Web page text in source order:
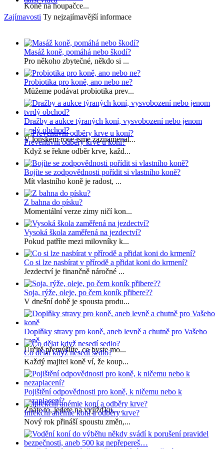
Koně na houpačce...
Zajímavosti Ty nejzajímavější informace
Masáž koně, pomáhá nebo škodí?
Pro někoho zbytečné, někdo si ...
Probiotika pro koně, ano nebo ne?
Můžeme podávat probiotika prev...
Dražby a aukce týraných koní, vysvobození nebo jenom
tvrdý obchod?
V loňském roce jsme zaznamenal...
Preventivní odběry krve u koní?
Když se řekne odběr krve, každ...
Bojíte se zodpovědnosti pořídit si vlastního koně?
Mít vlastního koně je radost, ...
Z bahna do písku?
Momentální verze zimy ničí kon...
Vysoká škola zaměřená na jezdectví?
Pokud patříte mezi milovníky k...
Co si lze nasbírat v přírodě a přidat koni do krmení?
Jezdectví je finančně náročné ...
Soja, rýže, oleje, po čem koník přibere??
V dnešní době je spousta produ...
Doplňky stravy pro koně, aneb levně a chutně pro Vašeho
koně
Určitě přemýšlíte, co byste mo...
Co dělat když nesedí sedlo?
Každý majitel koně ví, že koup...
Pojištění odpovědnosti pro koně, k ničemu nebo k
nezaplacení?
Znáte to, jedete na vyjížďku, ...
Infekční anémie koní a odběry krve?
Nový rok přináší spoustu změn,...